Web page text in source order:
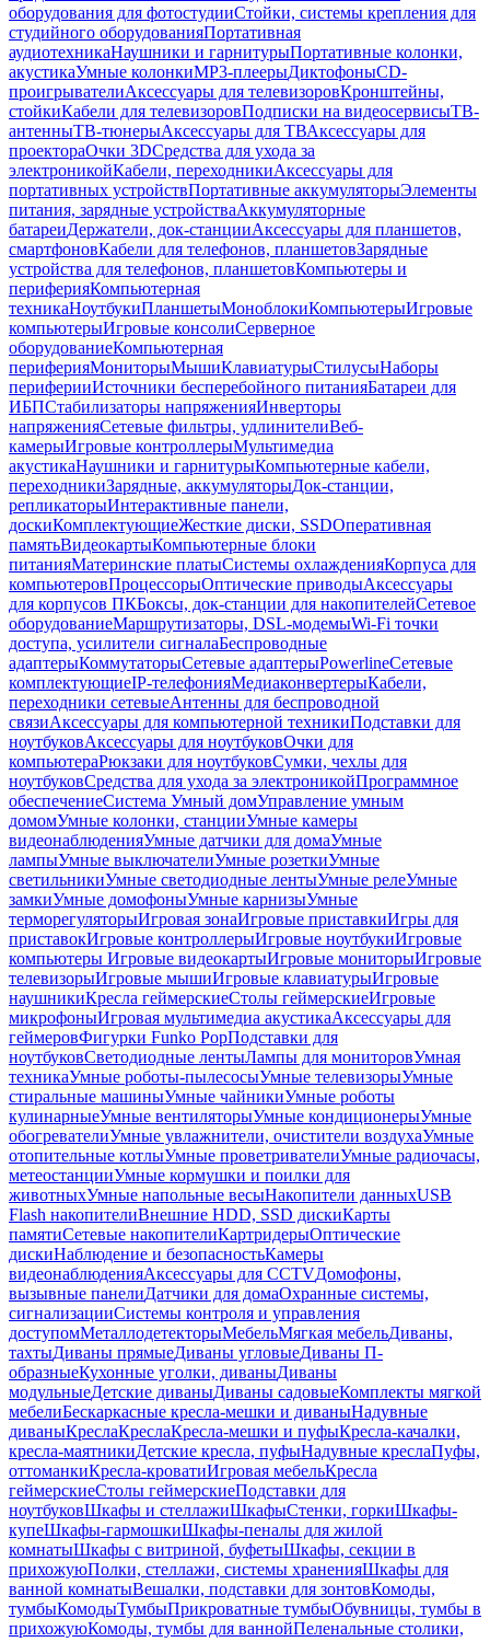
оборудования для фотостудииСтойки, системы крепления для
студийного оборудованияПортативная
аудиотехникаНаушники и гарнитурыПортативные колонки,
акустикаУмные колонкиMP3-плеерыДиктофоныCD-
проигрывателиАксессуары для телевизоровКронштейны,
стойкиКабели для телевизоровПодписки на видеосервисыТВ-
антенныТВ-тюнерыАксессуары для ТВАксессуары для
проектораОчки 3DСредства для ухода за
электроникойКабели, переходникиАксессуары для
портативных устройствПортативные аккумуляторыЭлементы
питания, зарядные устройстваАккумуляторные
батареиДержатели, док-станцииАксессуары для планшетов,
смартфоновКабели для телефонов, планшетовЗарядные
устройства для телефонов, планшетовКомпьютеры и
периферияКомпьютерная
техникаНоутбукиПланшетыМоноблокиКомпьютерыИгровые
компьютерыИгровые консолиСерверное
оборудованиеКомпьютерная
периферияМониторыМышиКлавиатурыСтилусыНаборы
периферииИсточники бесперебойного питанияБатареи для
ИБПСтабилизаторы напряженияИнверторы
напряженияСетевые фильтры, удлинителиВеб-
камерыИгровые контроллерыМультимедиа
акустикаНаушники и гарнитурыКомпьютерные кабели,
переходникиЗарядные, аккумуляторыДок-станции,
репликаторыИнтерактивные панели,
доскиКомплектующиеЖесткие диски, SSDОперативная
памятьВидеокартыКомпьютерные блоки
питанияМатеринские платыСистемы охлажденияКорпуса для
компьютеровПроцессорыОптические приводыАксессуары
для корпусов ПКБоксы, док-станции для накопителейСетевое
оборудованиеМаршрутизаторы, DSL-модемыWi-Fi точки
доступа, усилители сигналаБеспроводные
адаптерыКоммутаторыСетевые адаптерыPowerlineСетевые
комплектующиеIP-телефонияМедиаконвертерыКабели,
переходники сетевыеАнтенны для беспроводной
связиАксессуары для компьютерной техникиПодставки для
ноутбуковАксессуары для ноутбуковОчки для
компьютераРюкзаки для ноутбуковСумки, чехлы для
ноутбуковСредства для ухода за электроникойПрограммное
обеспечениеСистема Умный домУправление умным
домомУмные колонки, станцииУмные камеры
видеонаблюденияУмные датчики для домаУмные
лампыУмные выключателиУмные розеткиУмные
светильникиУмные светодиодные лентыУмные релеУмные
замкиУмные домофоныУмные карнизыУмные
терморегуляторыИгровая зонаИгровые приставкиИгры для
приставокИгровые контроллерыИгровые ноутбукиИгровые
компьютеры Игровые видеокартыИгровые мониторыИгровые
телевизорыИгровые мышиИгровые клавиатурыИгровые
наушникиКресла геймерскиеСтолы геймерскиеИгровые
микрофоныИгровая мультимедиа акустикаАксессуары для
геймеровФигурки Funko PopПодставки для
ноутбуковСветодиодные лентыЛампы для мониторовУмная
техникаУмные роботы-пылесосыУмные телевизорыУмные
стиральные машиныУмные чайникиУмные роботы
кулинарныеУмные вентиляторыУмные кондиционерыУмные
обогревателиУмные увлажнители, очистители воздухаУмные
отопительные котлыУмные проветривателиУмные радиочасы,
метеостанцииУмные кормушки и поилки для
животныхУмные напольные весыНакопители данныхUSB
Flash накопителиВнешние HDD, SSD дискиКарты
памятиСетевые накопителиКартридерыОптические
дискиНаблюдение и безопасностьКамеры
видеонаблюденияАксессуары для CCTVДомофоны,
вызывные панелиДатчики для домаОхранные системы,
сигнализацииСистемы контроля и управления
доступомМеталлодетекторыМебельМягкая мебельДиваны,
тахтыДиваны прямыеДиваны угловыеДиваны П-
образныеКухонные уголки, диваныДиваны
модульныеДетские диваныДиваны садовыеКомплекты мягкой
мебелиБескаркасные кресла-мешки и диваныНадувные
диваныКреслаКреслаКресла-мешки и пуфыКресла-качалки,
кресла-маятникиДетские кресла, пуфыНадувные креслаПуфы,
оттоманкиКресла-кроватиИгровая мебельКресла
геймерскиеСтолы геймерскиеПодставки для
ноутбуковШкафы и стеллажиШкафыСтенки, горкиШкафы-
купеШкафы-гармошкиШкафы-пеналы для жилой
комнатыШкафы с витриной, буфетыШкафы, секции в
прихожуюПолки, стеллажи, системы храненияШкафы для
ванной комнатыВешалки, подставки для зонтовКомоды,
тумбыКомодыТумбыПрикроватные тумбыОбувницы, тумбы в
прихожуюКомоды, тумбы для ваннойПеленальные столики,